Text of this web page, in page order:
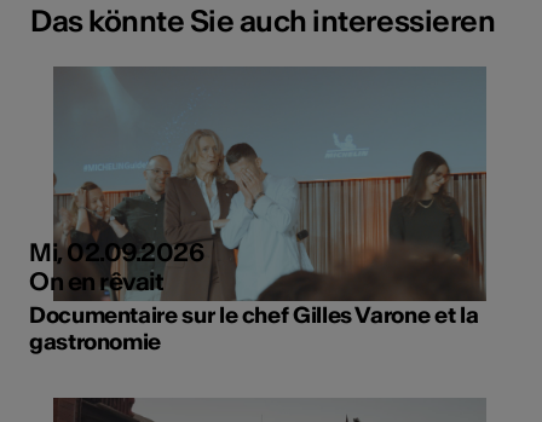
Das könnte Sie auch interessieren
Mi, 02.09.2026
On en rêvait
Documentaire sur le chef Gilles Varone et la
gastronomie